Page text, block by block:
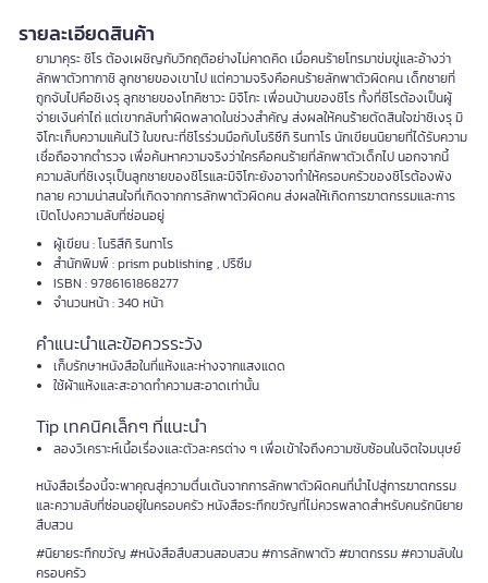
รายละเอียดสินค้า
ยามาคุระ ชิโร ต้องเผชิญกับวิกฤติอย่างไม่คาดคิด เมื่อคนร้ายโทรมาข่มขู่และอ้างว่า
ลักพาตัวทากาชิ ลูกชายของเขาไป แต่ความจริงคือคนร้ายลักพาตัวผิดคน เด็กชายที่
ถูกจับไปคือชิเงรุ ลูกชายของโทคิซาวะ มิจิโกะ เพื่อนบ้านของชิโร ทั้งที่ชิโรต้องเป็นผู้
จ่ายเงินค่าไถ่ แต่เขากลับทำผิดพลาดในช่วงสำคัญ ส่งผลให้คนร้ายตัดสินใจฆ่าชิเงรุ มิ
จิโกะเก็บความแค้นไว้ ในขณะที่ชิโรร่วมมือกับโนริซึกิ รินทาโร นักเขียนนิยายที่ได้รับความ
เชื่อถือจากตำรวจ เพื่อค้นหาความจริงว่าใครคือคนร้ายที่ลักพาตัวเด็กไป นอกจากนี้
ความลับที่ชิเงรุเป็นลูกชายของชิโรและมิจิโกะยังอาจทำให้ครอบครัวของชิโรต้องพัง
ทลาย ความน่าสนใจที่เกิดจากการลักพาตัวผิดคน ส่งผลให้เกิดการฆาตกรรมและการ
เปิดโปงความลับที่ซ่อนอยู่
ผู้เขียน : โนริสึกิ รินทาโร
สำนักพิมพ์ : prism publishing , ปริซึม
ISBN : 9786161868277
จำนวนหน้า : 340 หน้า
คำแนะนำและข้อควรระวัง
เก็บรักษาหนังสือในที่แห้งและห่างจากแสงแดด
ใช้ผ้าแห้งและสะอาดทำความสะอาดเท่านั้น
Tip เทคนิคเล็กๆ ที่แนะนำ
ลองวิเคราะห์เนื้อเรื่องและตัวละครต่าง ๆ เพื่อเข้าใจถึงความซับซ้อนในจิตใจมนุษย์
หนังสือเรื่องนี้จะพาคุณสู่ความตื่นเต้นจากการลักพาตัวผิดคนที่นำไปสู่การฆาตกรรม
และความลับที่ซ่อนอยู่ในครอบครัว หนังสือระทึกขวัญที่ไม่ควรพลาดสำหรับคนรักนิยาย
สืบสวน
#นิยายระทึกขวัญ #หนังสือสืบสวนสอบสวน #การลักพาตัว #ฆาตกรรม #ความลับใน
ครอบครัว